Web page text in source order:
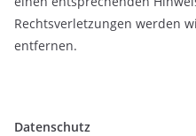
Rechtsverletzungen werden
entfernen.
Datenschutz